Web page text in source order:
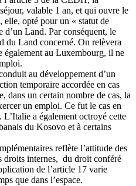
valable 1 an, et qui ouvre le
opté pour un « statut de
Land. Par conséquent, le
du Land concerné. On relèvera
également au Luxembourg, il ne
au développement d’un
temporaire accordée en cas
dans un certain nombre de cas, la
un emploi. Ce fut le cas en
a également octroyé cette
du Kosovo et à certains
reflète l’attitude des
droits internes, du droit conféré
de l’article 17 varie
que dans l’espace.